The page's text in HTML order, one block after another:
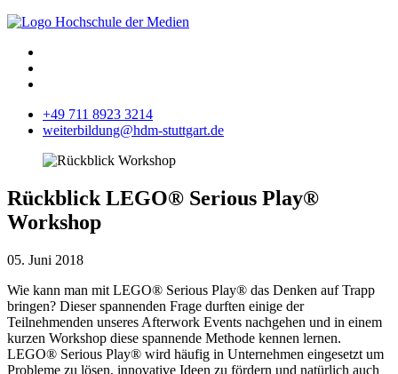
+49 711 8923 3214
weiterbildung@hdm-stuttgart.de
Rückblick LEGO® Serious Play®
Workshop
05. Juni 2018
Wie kann man mit LEGO® Serious Play® das Denken auf Trapp
bringen? Dieser spannenden Frage durften einige der
Teilnehmenden unseres Afterwork Events nachgehen und in einem
kurzen Workshop diese spannende Methode kennen lernen.
LEGO® Serious Play® wird häufig in Unternehmen eingesetzt um
Probleme zu lösen, innovative Ideen zu fördern und natürlich auch